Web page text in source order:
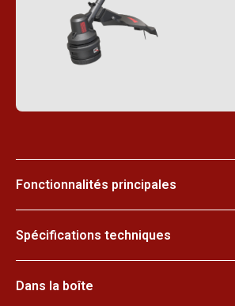
Fonctionnalités principales
Spécifications techniques
Dans la boîte